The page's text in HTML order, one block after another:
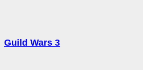
Guild Wars 3